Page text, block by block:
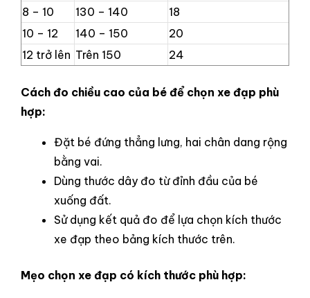
8 – 10
130 – 140
18
10 – 12
140 – 150
20
12 trở lên Trên 150 24
Cách đo chiều cao của bé để chọn xe đạp phù
hợp:
Đặt bé đứng thẳng lưng, hai chân dang rộng
bằng vai.
Dùng thước dây đo từ đỉnh đầu của bé
xuống đất.
Sử dụng kết quả đo để lựa chọn kích thước
xe đạp theo bảng kích thước trên.
Mẹo chọn xe đạp có kích thước phù hợp: